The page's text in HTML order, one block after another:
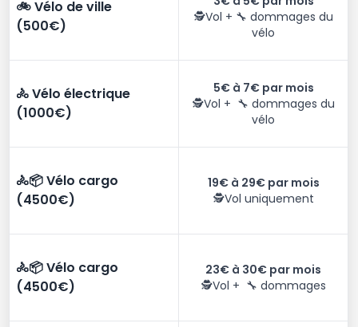
🚲 Vélo de ville
(500€)
🕵️Vol + 🔧 dommages du
vélo
🚴 Vélo électrique
(1000€)
5€ à 7€ par mois
🕵️Vol + 🔧 dommages du
vélo
🚴📦 Vélo cargo
(4500€)
19€ à 29€ par mois
🕵️Vol uniquement
🚴📦 Vélo cargo
(4500€)
23€ à 30€ par mois
🕵️Vol + 🔧 dommages